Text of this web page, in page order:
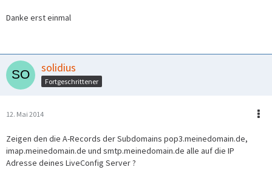
Danke erst einmal
solidius
Fortgeschrittener
12. Mai 2014
Zeigen den die A-Records der Subdomains pop3.meinedomain.de,
imap.meinedomain.de und smtp.meinedomain.de alle auf die IP
Adresse deines LiveConfig Server ?